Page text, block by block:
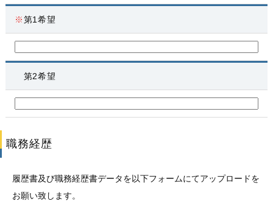
※第1希望
第2希望
職務経歴
履歴書及び職務経歴書データを以下フォームにてアップロードを
お願い致します。